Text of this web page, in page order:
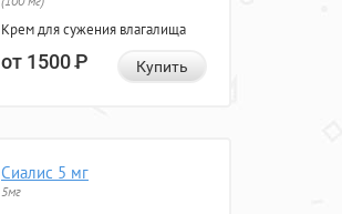
Крем для сужения влагалища
от 1500Р Купить
Сиалис 5 мг
5мг